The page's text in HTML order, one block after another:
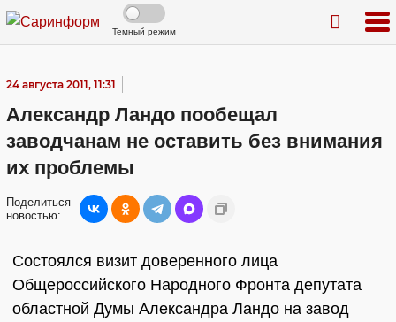
Темный режим
24 августа 2011, 11:31
Александр Ландо пообещал
заводчанам не оставить без внимания
их проблемы
Поделиться
новостью:
Состоялся визит доверенного лица
Общероссийского Народного Фронта депутата
областной Думы Александра Ландо на завод